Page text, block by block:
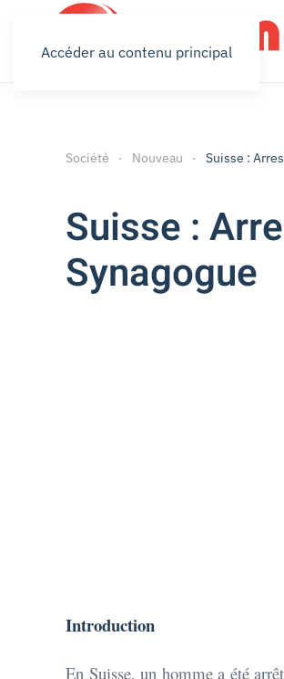
Accéder au contenu principal
Société Nouveau Suisse :
Suisse :
Synagogue
Introduction
En Suisse, un homme a été